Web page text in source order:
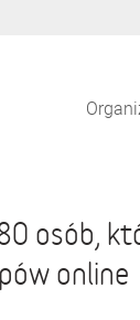
osób,
online